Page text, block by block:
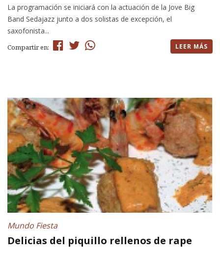
La programación se iniciará con la actuación de la Jove Big
Band Sedajazz junto a dos solistas de excepción, el
saxofonista...
Compartir en: LEER MÁS
Mundo Fiesta
Delicias del piquillo rellenos de rape